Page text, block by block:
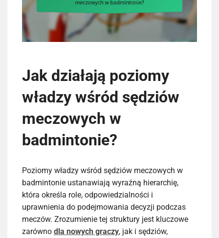
Jak działają poziomy
władzy wśród sędziów
meczowych w
badmintonie?
Poziomy władzy wśród sędziów meczowych w
badmintonie ustanawiają wyraźną hierarchię,
która określa role, odpowiedzialności i
uprawnienia do podejmowania decyzji podczas
meczów. Zrozumienie tej struktury jest kluczowe
zarówno dla nowych graczy, jak i sędziów,